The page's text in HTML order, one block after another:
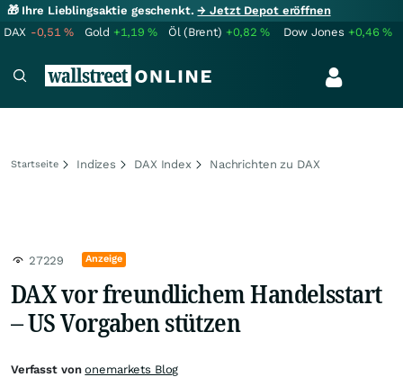
🎁 Ihre Lieblingsaktie geschenkt.→ Jetzt Depot eröffnen
DAX -0,51% Gold +1,19% Öl (Brent) +0,82% Dow Jones +0,46%
Startseite Indizes DAX Index Nachrichten zu DAX
27229 Anzeige
DAX vor freundlichem Handelsstart
– US Vorgaben stützen
Verfasst vononemarkets Blog